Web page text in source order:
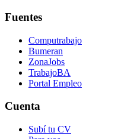
Fuentes
Computrabajo
Bumeran
ZonaJobs
TrabajoBA
Portal Empleo
Cuenta
Subí tu CV